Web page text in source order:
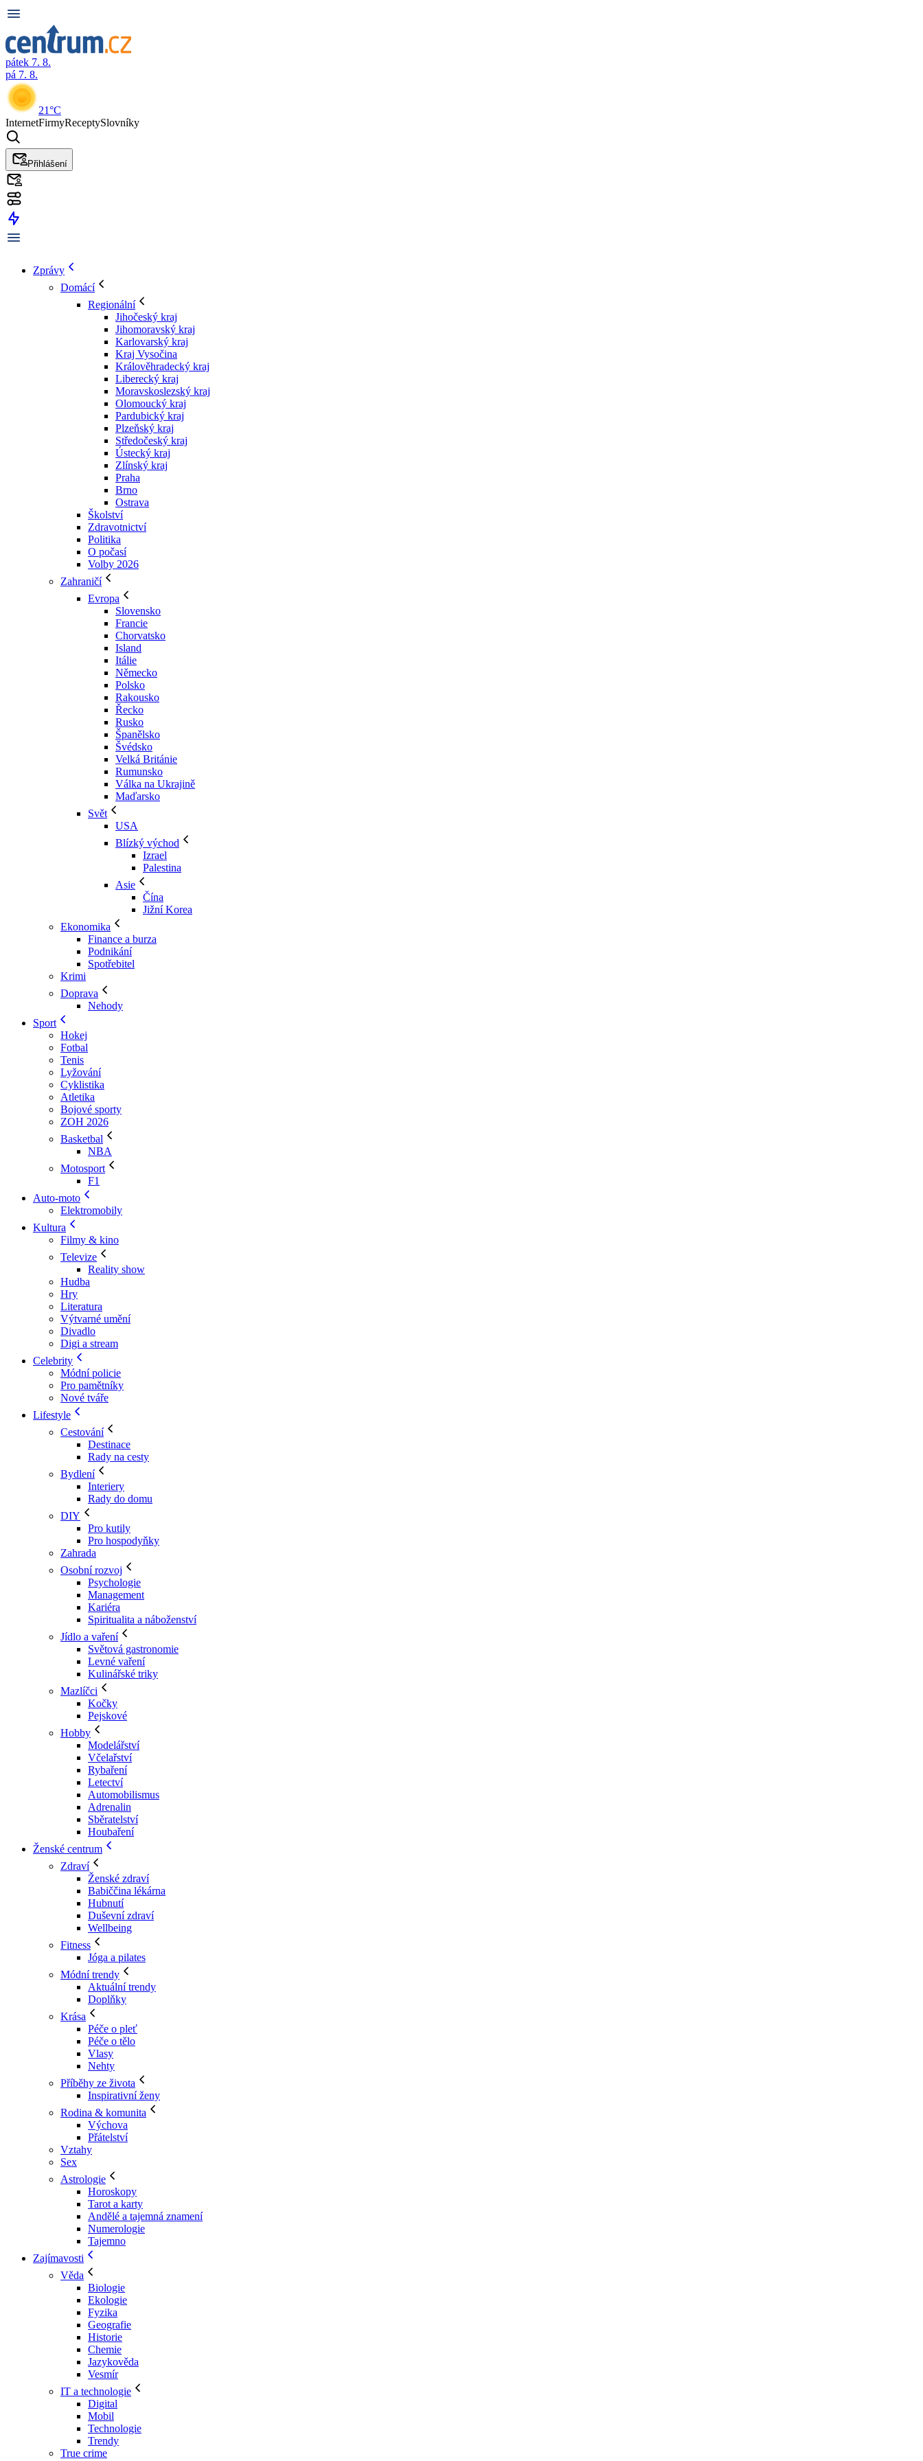
pátek 7. 8.
pá 7. 8.
21°C
InternetFirmyReceptySlovníky
Přihlášení
Zprávy
Domácí
Regionální
Jihočeský kraj
Jihomoravský kraj
Karlovarský kraj
Kraj Vysočina
Králověhradecký kraj
Liberecký kraj
Moravskoslezský kraj
Olomoucký kraj
Pardubický kraj
Plzeňský kraj
Středočeský kraj
Ústecký kraj
Zlínský kraj
Praha
Brno
Ostrava
Školství
Zdravotnictví
Politika
O počasí
Volby 2026
Zahraničí
Evropa
Slovensko
Francie
Chorvatsko
Island
Itálie
Německo
Polsko
Rakousko
Řecko
Rusko
Španělsko
Švédsko
Velká Británie
Rumunsko
Válka na Ukrajině
Maďarsko
Svět
USA
Blízký východ
Izrael
Palestina
Asie
Čína
Jižní Korea
Ekonomika
Finance a burza
Podnikání
Spotřebitel
Krimi
Doprava
Nehody
Sport
Hokej
Fotbal
Tenis
Lyžování
Cyklistika
Atletika
Bojové sporty
ZOH 2026
Basketbal
NBA
Motosport
F1
Auto-moto
Elektromobily
Kultura
Filmy & kino
Televize
Reality show
Hudba
Hry
Literatura
Výtvarné umění
Divadlo
Digi a stream
Celebrity
Módní policie
Pro pamětníky
Nové tváře
Lifestyle
Cestování
Destinace
Rady na cesty
Bydlení
Interiery
Rady do domu
DIY
Pro kutily
Pro hospodyňky
Zahrada
Osobní rozvoj
Psychologie
Management
Kariéra
Spiritualita a náboženství
Jídlo a vaření
Světová gastronomie
Levné vaření
Kulinářské triky
Mazlíčci
Kočky
Pejskové
Hobby
Modelářství
Včelařství
Rybaření
Letectví
Automobilismus
Adrenalin
Sběratelství
Houbaření
Ženské centrum
Zdraví
Ženské zdraví
Babiččina lékárna
Hubnutí
Duševní zdraví
Wellbeing
Fitness
Jóga a pilates
Módní trendy
Aktuální trendy
Doplňky
Krása
Péče o pleť
Péče o tělo
Vlasy
Nehty
Příběhy ze života
Inspirativní ženy
Rodina & komunita
Výchova
Přátelství
Vztahy
Sex
Astrologie
Horoskopy
Tarot a karty
Andělé a tajemná znamení
Numerologie
Tajemno
Zajímavosti
Věda
Biologie
Ekologie
Fyzika
Geografie
Historie
Chemie
Jazykověda
Vesmír
IT a technologie
Digital
Mobil
Technologie
Trendy
True crime